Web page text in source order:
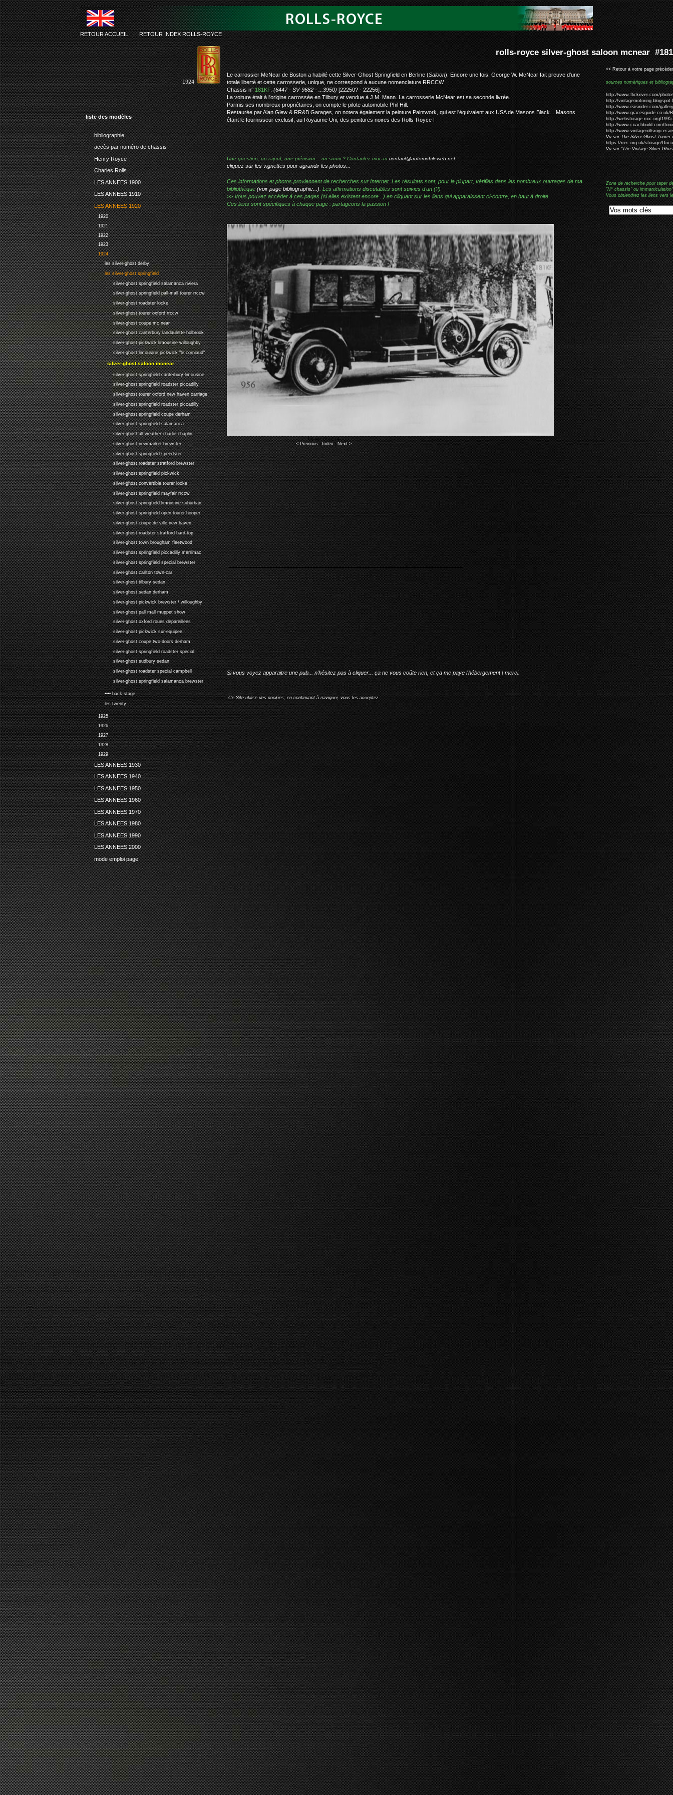
liste des modèles
bibliographie
accès par numéro de chassis
Henry Royce
Charles Rolls
LES ANNEES 1900
LES ANNEES 1910
LES ANNEES 1920
1920
1921
1922
1923
1924
les silver-ghost derby
les silver-ghost springfield
silver-ghost springfield salamanca riviera
silver-ghost springfield pall-mall tourer rrccw
silver-ghost roadster locke
silver-ghost tourer oxford rrccw
silver-ghost coupe mc near
silver-ghost canterbury landaulette holbrook
silver-ghost pickwick limousine willoughby
silver-ghost limousine pickwick "le corniaud"
silver-ghost saloon mcnear
silver-ghost springfield canterbury limousine
silver-ghost springfield roadster piccadilly
silver-ghost tourer oxford new haven carriage
silver-ghost springfield roadster piccadilly
silver-ghost springfield coupe derham
silver-ghost springfield salamanca
silver-ghost all-weather charlie chaplin
silver-ghost newmarket brewster
silver-ghost springfield speedster
silver-ghost roadster stratford brewster
silver-ghost springfield pickwick
silver-ghost convertible tourer locke
silver-ghost springfield mayfair rrccw
silver-ghost springfield limousine suburban
silver-ghost springfield open tourer hooper
silver-ghost coupe de ville new haven
silver-ghost roadster stratford hard-top
silver-ghost town brougham fleetwood
silver-ghost springfield piccadilly merrimac
silver-ghost springfield special brewster
silver-ghost carlton town-car
silver-ghost tilbury sedan
silver-ghost sedan derham
silver-ghost pickwick brewster / willoughby
silver-ghost pall mall muppet show
silver-ghost oxford roues depareillees
silver-ghost pickwick sur-equipee
silver-ghost coupe two-doors derham
silver-ghost springfield roadster special
silver-ghost sudbury sedan
silver-ghost roadster special campbell
silver-ghost springfield salamanca brewster
•••• back-stage
les twenty
1925
1926
1927
1928
1929
LES ANNEES 1930
LES ANNEES 1940
LES ANNEES 1950
LES ANNEES 1960
LES ANNEES 1970
LES ANNEES 1980
LES ANNEES 1990
LES ANNEES 2000
mode emploi page
rolls-royce silver-ghost saloon mcnear #181kf
RETOUR ACCUEIL-RETOUR INDEX ROLLS-ROYCE
1924
Le carrossier McNear de Boston a habillé cette Silver-Ghost Springfield en Berline (Saloon). Encore une fois, George W. McNear fait preuve d'une
totale liberté et cette carrosserie, unique, ne correspond à aucune nomenclature RRCCW.
Chassis n°181KF.(6447 - SV-9682 - ...3950)[22250? - 22256].
La voiture était à l'origine carrossée en Tilbury et vendue à J.M. Mann. La carrosserie McNear est sa seconde livrée.
Parmis ses nombreux propriétaires, on compte le pilote automobile Phil Hill.
Restaurée par Alan Glew & RR&B Garages, on notera également la peinture Paintwork, qui est l'équivalent aux USA de Masons Black... Masons
étant le fournisseur exclusif, au Royaume Uni, des peintures noires des Rolls-Royce !
Une question, un rajout, une précision... un souci ? Contactez-moi aucontact@automobileweb.net
cliquez sur les vignettes pour agrandir les photos...
Ces informations et photos proviennent de recherches sur Internet. Les résultats sont, pour la plupart, vérifiés dans les nombreux ouvrages de ma
bibliothèque(voir page bibliographie...). Les affirmations discutables sont suivies d'un (?)
>> Vous pouvez accéder à ces pages (si elles existent encore...) en cliquant sur les liens qui apparaissent ci-contre, en haut à droite.
Ces liens sont spécifiques à chaque page : partageons la passion !
Image 72 of 74
< Previous|Index|Next >
Si vous voyez apparaitre une pub... n'hésitez pas à cliquer... ça ne vous coûte rien, et ça me paye l'hébergement ! merci.
Ce Site utilise des cookies, en continuant à naviguer, vous les acceptez
<< Retour à votre page
sources numériques et
http://www.flickriver.com/
http://
http://www.easirider.com/
http://www.gracesguide.co.uk/
http://webstorage.rroc.org/
http://www.coachbuild.com/
http://
Vu sur The Silver Ghost Tourer
https://rrec.org.uk/storage/
Vu sur "The Vintage Silver
Zone de recherche pour taper
"N° chassis" ou
Vous obtiendrez les liens vers
: